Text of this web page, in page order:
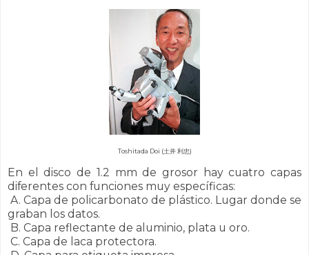
Toshitada Doi (土井 利忠)
En el disco de 1.2 mm de grosor hay cuatro capas
diferentes con funciones muy específicas:
A. Capa de policarbonato de plástico. Lugar donde se
graban los datos.
B. Capa reflectante de aluminio, plata u oro.
C. Capa de laca protectora.